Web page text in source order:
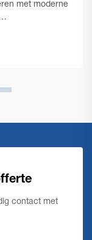
met moderne
van
contact met